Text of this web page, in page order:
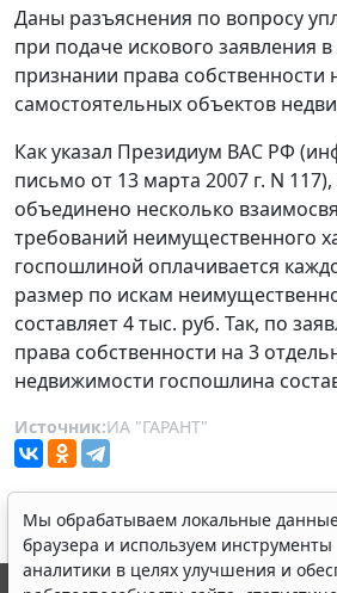
Даны разъяснения по вопросу
при подаче искового заявления
признании права собственности
самостоятельных объектов
Как указал Президиум ВАС РФ
письмо от 13 марта 2007 г. N
объединено несколько
требований неимущественного
госпошлиной оплачивается
размер по искам
составляет 4 тыс. руб. Так, по
права собственности на 3
недвижимости госпошлина
Источник:ИА "ГАРАНТ"
Мы обрабатываем локальные
браузера и используем инструменты
аналитики в целях улучшения и